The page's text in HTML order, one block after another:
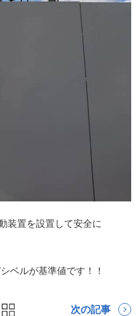
装置を設置して安全に
ベルが基準値です！！
次の記事